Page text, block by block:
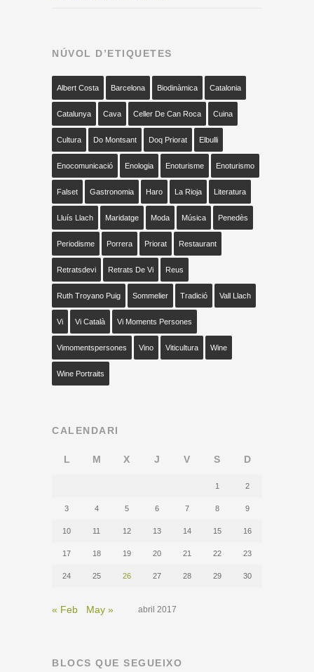
NÚVOL D’ETIQUETES
Albert Costa Barcelona Biodinàmica Catalonia
Catalunya Cava Celler De Can Roca Cuina
Cultura Do Montsant Doq Priorat Elbulli
Enocomunicació Enologia Enoturisme Enoturismo
Falset Gastronomia Haro La Rioja Literatura
Lluís Llach Maridatge Moda Música Penedès
Periodisme Porrera Priorat Restaurant
Retratsdevi Retrats De Vi Reus
Ruth Troyano Puig Sommelier Tradició Vall Llach
Vi Vi Català Vi Moments Persones
Vimomentspersones Vino Viticultura Wine
Wine Portraits
CALENDARI
abril 2017
L M X J V S D
1 2
3 4 5 6 7 8 9
10 11 12 13 14 15 16
17 18 19 20 21 22 23
24 25 26 27 28 29 30
« Feb May »
BLOCS QUE SEGUEIXO